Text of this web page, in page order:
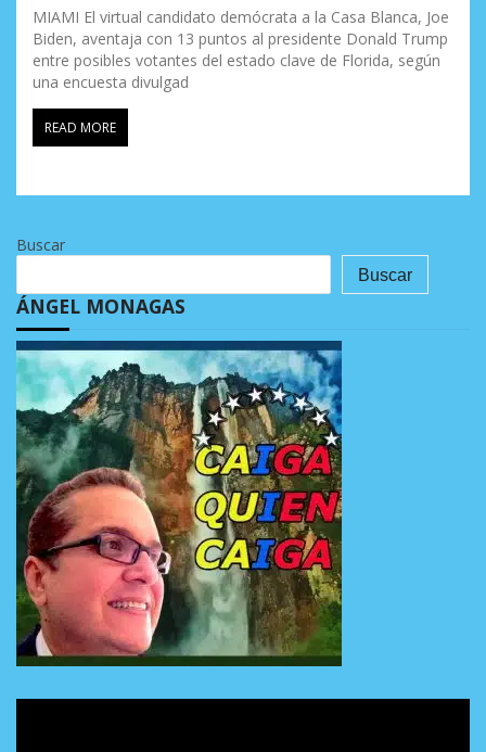
MIAMI El virtual candidato demócrata a la Casa Blanca, Joe
Biden, aventaja con 13 puntos al presidente Donald Trump
entre posibles votantes del estado clave de Florida, según
una encuesta divulgad
READ MORE
Buscar
Buscar
ÁNGEL MONAGAS